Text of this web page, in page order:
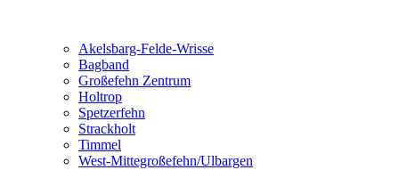
Akelsbarg-Felde-Wrisse
Bagband
Großefehn Zentrum
Holtrop
Spetzerfehn
Strackholt
Timmel
West-Mittegroßefehn/Ulbargen